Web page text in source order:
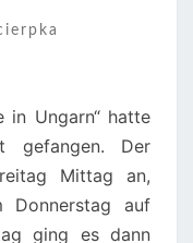
in Ungarn“ hatte
gefangen. Der
Mittag an,
Donnerstag auf
ging es dann